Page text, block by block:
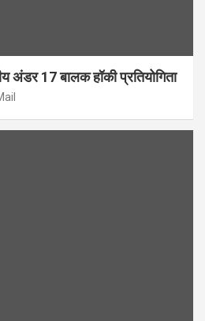
अंडर 17 बालक हॉकी प्रतियोगिता